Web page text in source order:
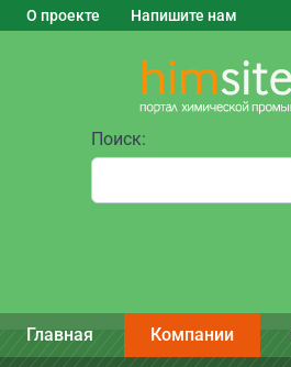
О проекте Напишите нам
Поиск:
Главная Компании